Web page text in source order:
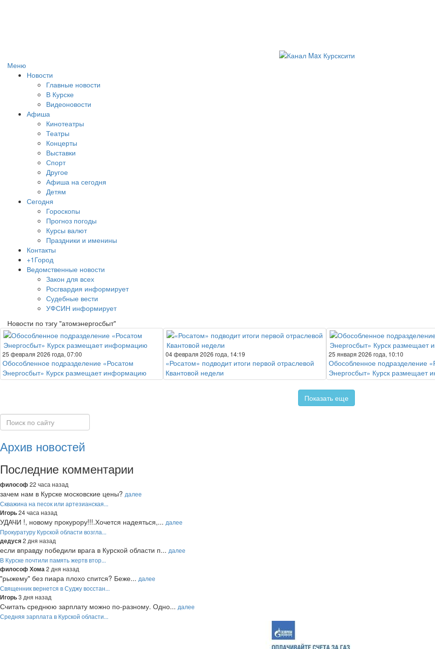
Меню
Новости
Главные новости
В Курске
Видеоновости
Афиша
Кинотеатры
Театры
Концерты
Выставки
Спорт
Другое
Афиша на сегодня
Детям
Сегодня
Гороскопы
Прогноз погоды
Курсы валют
Праздники и именины
Контакты
+1Город
Ведомственные новости
Закон для всех
Росгвардия информирует
Судебные вести
УФСИН информирует
Новости по тэгу "атомэнергосбыт"
25 февраля 2026 года, 07:00
Обособленное подразделение «Росатом
Энергосбыт» Курск размещает информацию
04 февраля 2026 года, 14:19
«Росатом» подводит итоги первой отраслевой
Квантовой недели
25 января 2026 года, 10:10
Обособленное подразделение
Энергосбыт» Курск размещает
Показать еще
Архив новостей
Последние комментарии
философ 22 часа назад
зачем нам в Курске московские цены? далее
Скважина на песок или артезианская...
Игорь24 часа назад
УДАЧИ !, новому прокурору!!!.Хочется надеяться,... далее
Прокуратуру Курской области возгла...
дедуся2 дня назад
если вправду победили врага в Курской области п... далее
В Курске почтили память жертв втор...
философ Хома2 дня назад
"рыжему" без пиара плохо спится? Беже... далее
Священник вернется в Суджу восстан...
Игорь3 дня назад
Считать среднюю зарплату можно по-разному. Одно... далее
Средняя зарплата в Курской области...